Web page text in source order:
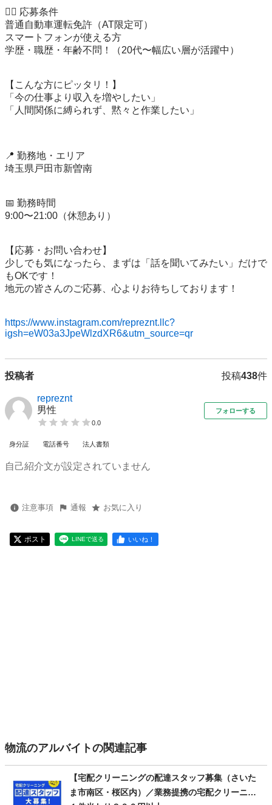
👨‍✈️ 応募条件
​普通自動車運転免許（AT限定可）
​スマートフォンが使える方
​学歴・職歴・年齢不問！（20代〜幅広い層が活躍中）
【こんな方にピッタリ！】
​「今の仕事より収入を増やしたい」
​「人間関係に縛られず、黙々と作業したい」
​📍 勤務地・エリア
埼玉県戸田市新曽南
📅 勤務時間
9:00〜21:00（休憩あり）
​【応募・お問い合わせ】
少しでも気になったら、まずは「話を聞いてみたい」だけで
もOKです！
地元の皆さんのご応募、心よりお待ちしております！
https://www.instagram.com/repreznt.llc?
igsh=eW03a3JpeWlzdXR6&utm_source=qr
投稿者 投稿438件
repreznt
男性
0.0
フォローする
身分証 電話番号 法人書類
自己紹介文が設定されていません
注意事項 通報 お気に入り
ポスト LINEで送る いいね！
物流のアルバイトの関連記事
【宅配クリーニングの配達スタッフ募集（さいた
ま市南区・桜区内）／業務提携の宅配クリーニン